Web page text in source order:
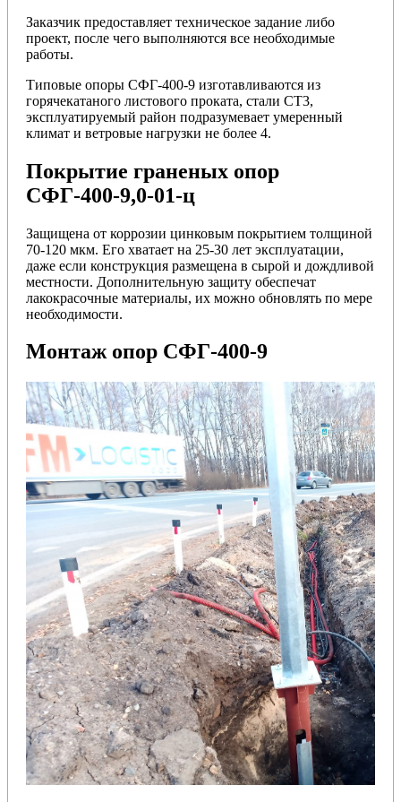
Заказчик предоставляет техническое задание либо
проект, после чего выполняются все необходимые
работы.
Типовые опоры СФГ-400-9 изготавливаются из
горячекатаного листового проката, стали СТ3,
эксплуатируемый район подразумевает умеренный
климат и ветровые нагрузки не более 4.
Покрытие граненых опор
СФГ-400-9,0-01-ц
Защищена от коррозии цинковым покрытием толщиной
70-120 мкм. Его хватает на 25-30 лет эксплуатации,
даже если конструкция размещена в сырой и дождливой
местности. Дополнительную защиту обеспечат
лакокрасочные материалы, их можно обновлять по мере
необходимости.
Монтаж опор СФГ-400-9